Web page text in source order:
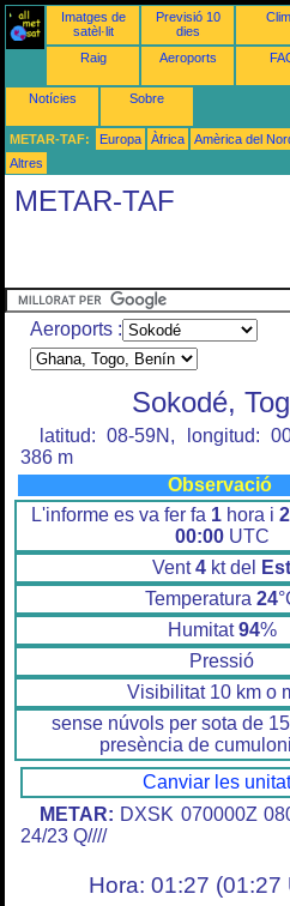
Imatges de
satèl·lit
Previsió 10
dies
Raig Aeroports
Notícies Sobre
METAR-TAF: Europa Àfrica Amèrica del
Altres
METAR-TAF
Aeroports :
Sokodé,
latitud: 08-59N, longitud:
386 m
Observació
L'informe es va fer fa 1 hora i
00:00UTC
Vent4 kt del
Est
Temperatura 24
Humitat94%
Pressió
Visibilitat 10 km o
sense núvols per sota de
presència de
Canviar les
METAR: DXSK 070000Z
24/23 Q////
Hora: 01:27 (01:27